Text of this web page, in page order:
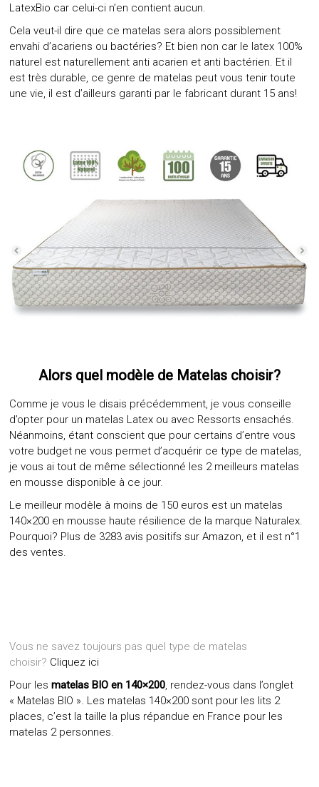
LatexBio car celui-ci n’en contient aucun.
Cela veut-il dire que ce matelas sera alors possiblement
envahi d’acariens ou bactéries? Et bien non car le latex 100%
naturel est naturellement anti acarien et anti bactérien. Et il
est très durable, ce genre de matelas peut vous tenir toute
une vie, il est d’ailleurs garanti par le fabricant durant 15 ans!
Alors quel modèle de Matelas choisir?
Comme je vous le disais précédemment, je vous conseille
d’opter pour un matelas Latex ou avec Ressorts ensachés.
Néanmoins, étant conscient que pour certains d’entre vous
votre budget ne vous permet d’acquérir ce type de matelas,
je vous ai tout de même sélectionné les 2 meilleurs matelas
en mousse disponible à ce jour.
Le meilleur modèle à moins de 150 euros est un matelas
140×200 en mousse haute résilience de la marque Naturalex.
Pourquoi? Plus de 3283 avis positifs sur Amazon, et il est n°1
des ventes.
Vous ne savez toujours pas quel type de matelas
choisir? Cliquez ici
Pour lesmatelas BIO en 140×200, rendez-vous dans l’onglet
« Matelas BIO ». Les matelas 140×200 sont pour les lits 2
places, c’est la taille la plus répandue en France pour les
matelas 2 personnes.